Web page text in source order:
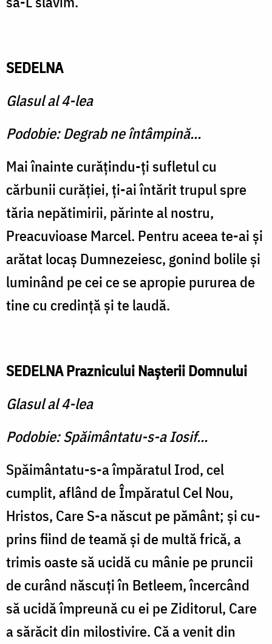
SEDELNA
Glasul al 4-lea
Podobie: Degrab ne întâmpină...
Mai înainte curăţindu-ţi su­fletul cu
cărbunii curăţiei, ţi-ai întărit trupul spre
tăria nepătimirii, părinte al nostru,
Preacuvioase Marcel. Pentru aceea te-ai şi
arătat lo­caş Dumnezeiesc, gonind bolile şi
luminând pe cei ce se apropie pururea de
tine cu credinţă şi te laudă.
SEDELNA Praznicului Naşterii Domnului
Glasul al 4-lea
Podobie: Spăimântatu-s-a Iosif...
Spăimântatu-s-a împăratul Irod, cel
cumplit, aflând de Îm­păratul Cel Nou,
Hristos, Care S-a născut pe pământ; şi cu­
prins fiind de teamă şi de multă frică, a
trimis oaste să ucidă cu mânie pe pruncii
de curând născuţi în Betleem, încercând
să ucidă împreună cu ei pe Zi­ditorul, Care
a sărăcit din mi­lostivire. Că a venit din